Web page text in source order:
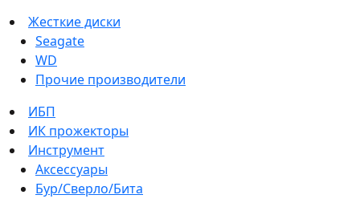
Жесткие диски
Seagate
WD
Прочие производители
ИБП
ИК прожекторы
Инструмент
Аксессуары
Бур/Сверло/Бита